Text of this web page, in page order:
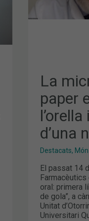
La
paper
d’una
Destacats, Món
El passat 14
oral: primera
de gola”, a
Unitat
Universitari
L’ORELLA
COFB